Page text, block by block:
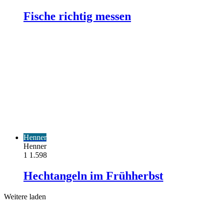
Fische richtig messen
Henner
Henner
1 1.598
Hechtangeln im Frühherbst
Weitere laden